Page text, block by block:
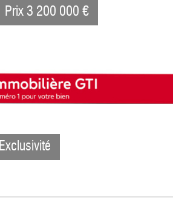
Exclusivité
Prix 3 200 000 €